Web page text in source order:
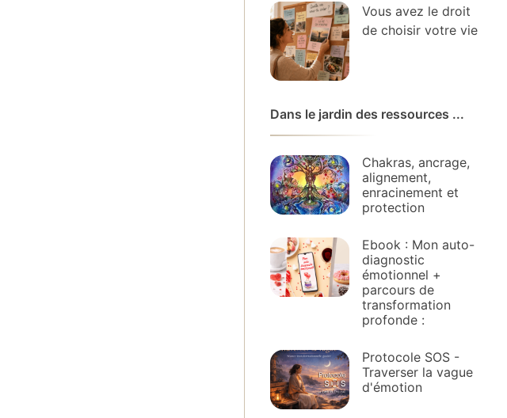
Vous avez le droit
de choisir votre vie
Dans le jardin des ressources ...
Chakras, ancrage,
alignement,
enracinement et
protection
Ebook : Mon auto-
diagnostic
émotionnel +
parcours de
transformation
profonde :
Protocole SOS -
Traverser la vague
d'émotion